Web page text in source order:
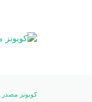
كوبونز مصدر